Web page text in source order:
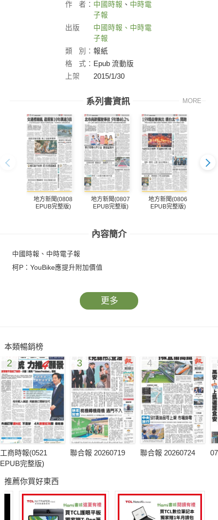
作 者： 中國時報 、 中時電
子報
出版
中國時報、中時電
子報
類
別： 報紙
格
式： Epub 流動版
上架
2015/1/30
系列書資訊 MORE
地方新聞(0808
EPUB完整版)
地方新聞(0807
EPUB完整版)
地方新聞(0806
EPUB完整版)
內容簡介
中國時報、中時電子報
柯P：YouBike應提升附加價值
更多
本類暢銷榜
2
工商時報(0521
EPUB完整版)
3
聯合報 20260719
4
聯合報 20260724
推薦你買好東西